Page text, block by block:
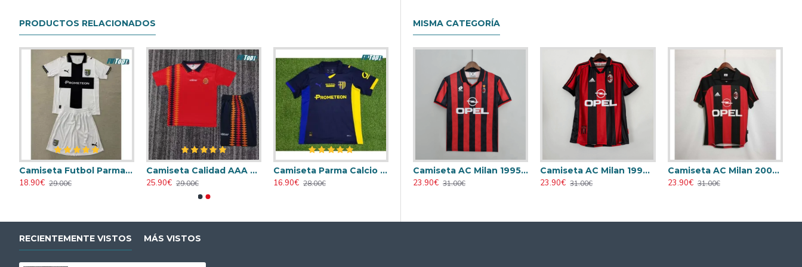
PRODUCTOS RELACIONADOS
Camiseta Futbol Parma Calcio Local Primera Equipación 2025/26 (Camiseta + Pantalón Corto)
18.90€ 29.00€
Camiseta Calidad AAA España Primera Equipación 1994 Retro Clasico Equipación
25.90€ 29.00€
Camiseta Parma Calcio 4th 2025/2026
16.90€ 28.00€
MISMA CATEGORÍA
Camiseta AC Milan 1995/1996 Local Retro
23.90€ 31.00€
Camiseta AC Milan 1998/1999 Local Retro
23.90€ 31.00€
Camiseta AC Milan 2000/2001 Local Retro
23.90€ 31.00€
RECIENTEMENTE VISTOS MÁS VISTOS